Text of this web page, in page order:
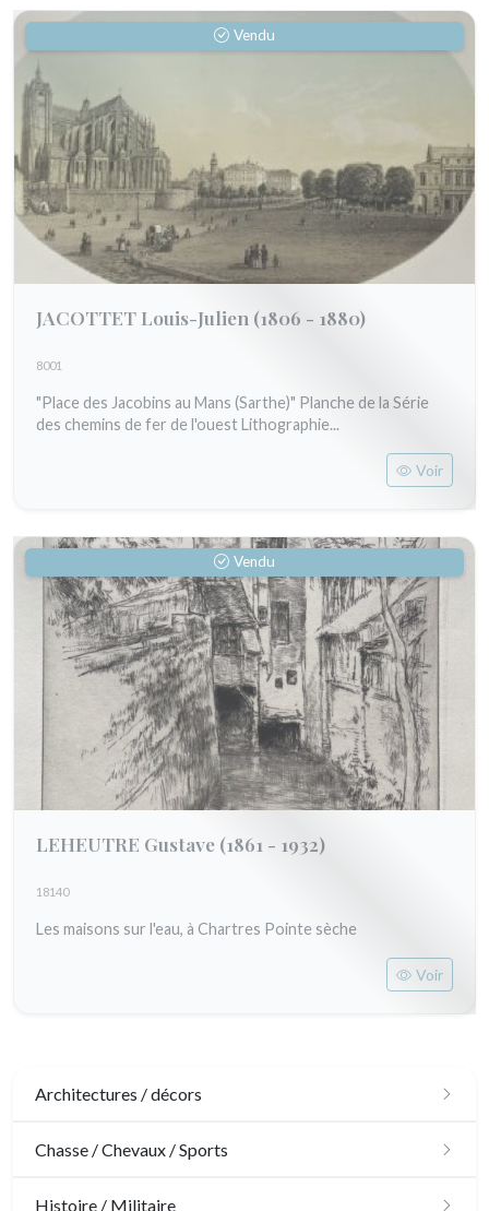
Vendu
JACOTTET Louis-Julien (1806 - 1880)
8001
"Place des Jacobins au Mans (Sarthe)" Planche de la Série
des chemins de fer de l'ouest Lithographie...
Voir
Vendu
LEHEUTRE Gustave (1861 - 1932)
18140
Les maisons sur l'eau, à Chartres Pointe sèche
Voir
Architectures / décors
Architecture
Chasse / Chevaux / Sports
Chasse
Histoire / Militaire